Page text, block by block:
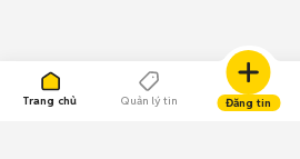
Trang chủ Quản lý tin Đăng tin